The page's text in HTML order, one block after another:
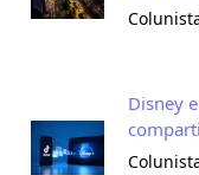
Disney